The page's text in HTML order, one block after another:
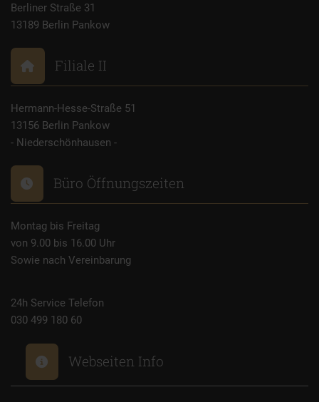
Berliner Straße 31
13189 Berlin Pankow
Filiale II
Hermann-Hesse-Straße 51
13156 Berlin Pankow
- Niederschönhausen -
Büro Öffnungszeiten
Montag bis Freitag
von 9.00 bis 16.00 Uhr
Sowie nach Vereinbarung
24h Service Telefon
030 499 180 60
Webseiten Info